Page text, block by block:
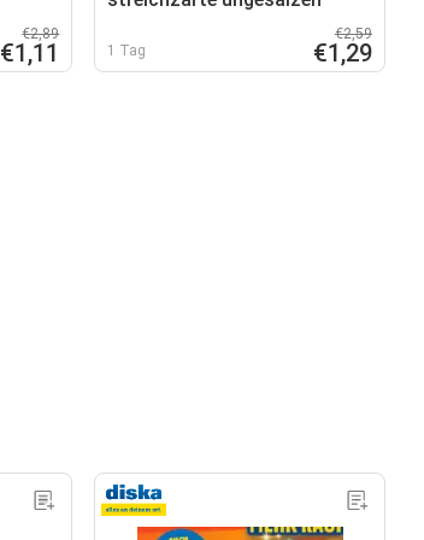
€2,89
€1,11 1 Tag
€2,59
€1,29